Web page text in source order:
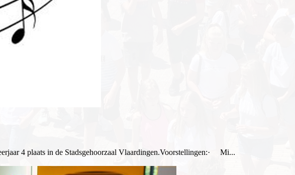
4 plaats in de Stadsgehoorzaal Vlaardingen.Voorstellingen:· Mi...